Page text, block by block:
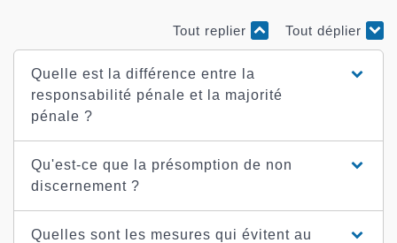
Tout replier Tout déplier
Quelle est la différence entre la
responsabilité pénale et la majorité
pénale ?
Qu'est-ce que la présomption de non
discernement ?
Quelles sont les mesures qui évitent au